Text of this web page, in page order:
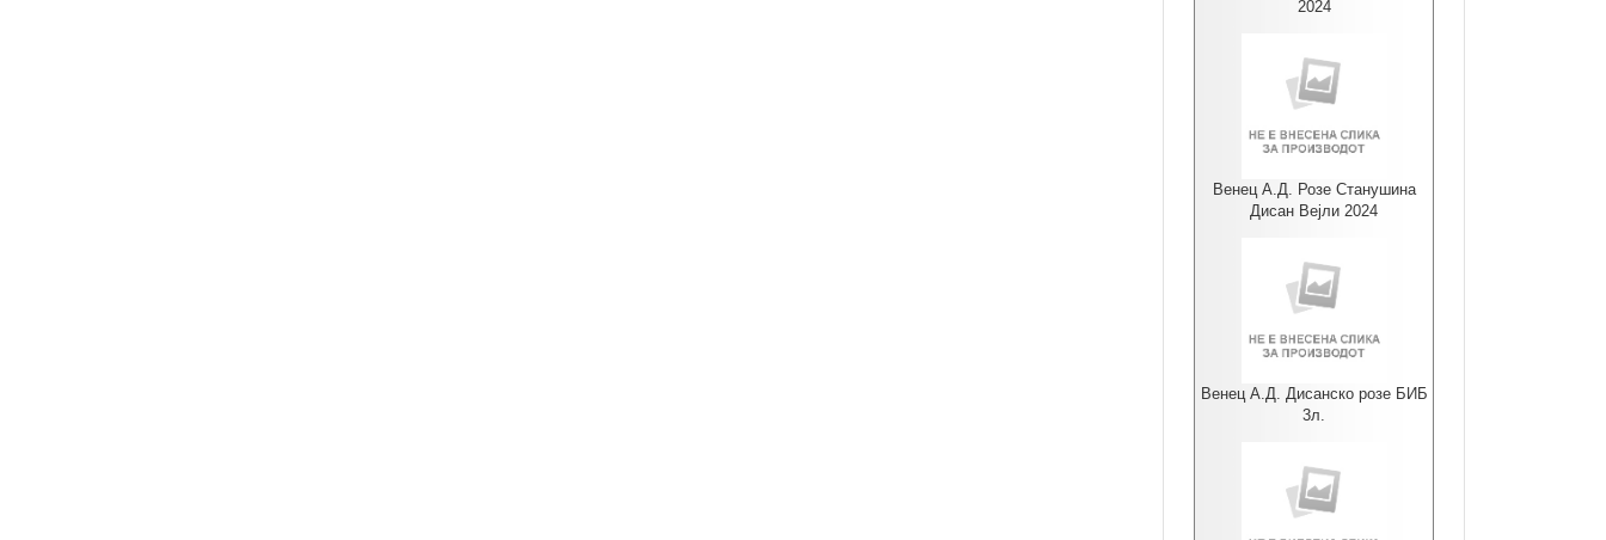
2024
Венец А.Д. Розе Станушина
Дисан Вејли 2024
Венец А.Д. Дисанско розе БИБ
3л.